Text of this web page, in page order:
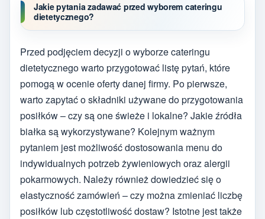
Jakie pytania zadawać przed wyborem cateringu
dietetycznego?
Przed podjęciem decyzji o wyborze cateringu
dietetycznego warto przygotować listę pytań, które
pomogą w ocenie oferty danej firmy. Po pierwsze,
warto zapytać o składniki używane do przygotowania
posiłków – czy są one świeże i lokalne? Jakie źródła
białka są wykorzystywane? Kolejnym ważnym
pytaniem jest możliwość dostosowania menu do
indywidualnych potrzeb żywieniowych oraz alergii
pokarmowych. Należy również dowiedzieć się o
elastyczność zamówień – czy można zmieniać liczbę
posiłków lub częstotliwość dostaw? Istotne jest także